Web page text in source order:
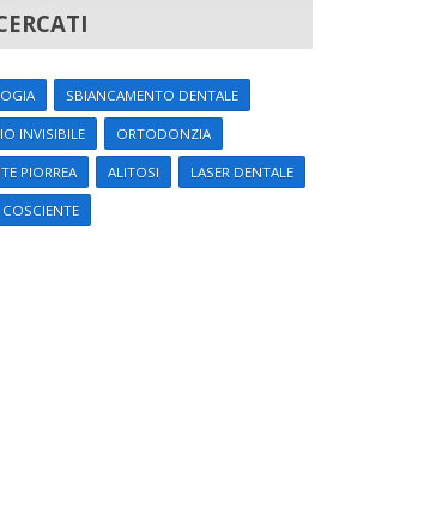
SBIANCAMENTO DENTALE
INVISIBILE ORTODONZIA
PIORREA ALITOSI LASER DENTALE